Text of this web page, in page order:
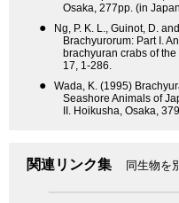
Osaka, 277pp. (in
●
Ng, P. K. L., Guinot, D.
Brachyurorum: Part I.
brachyuran crabs of
17, 1-286.
●
Wada, K. (1995)
Seashore Animals of
II. Hoikusha, Osaka,
関連リンク集 同生物を